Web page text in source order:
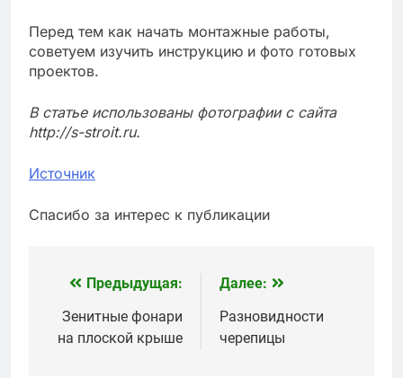
Перед тем как начать монтажные работы,
советуем изучить инструкцию и фото готовых
проектов.
В статье использованы фотографии с сайта
http://s-stroit.ru.
Источник
Спасибо за интерес к публикации
Навигация
по
Предыдущая:
Зенитные фонари
на плоской крыше
Далее:
Разновидности
черепицы